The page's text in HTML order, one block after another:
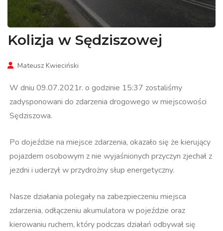
Kolizja w Sędziszowej
Mateusz Kwieciński
W dniu 09.07.2021r. o godzinie 15:37 zostaliśmy
zadysponowani do zdarzenia drogowego w miejscowości
Sędziszowa.
Po dojeździe na miejsce zdarzenia, okazało się że kierujący
pojazdem osobowym z nie wyjaśnionych przyczyn zjechał z
jezdni i uderzył w przydrożny słup energetyczny.
Nasze działania polegały na zabezpieczeniu miejsca
zdarzenia, odłączeniu akumulatora w pojeździe oraz
kierowaniu ruchem, który podczas działań odbywał się